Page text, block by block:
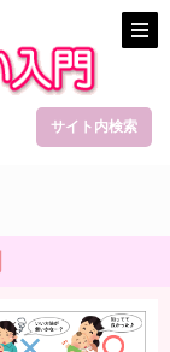
サイト内検索